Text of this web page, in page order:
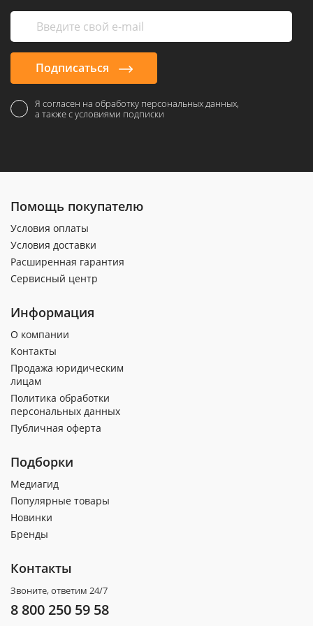
Подписаться
Я согласен на обработку персональных данных,
а также с условиями подписки
Помощь покупателю
Условия оплаты
Условия доставки
Расширенная гарантия
Сервисный центр
Информация
О компании
Контакты
Продажа юридическим
лицам
Политика обработки
персональных данных
Публичная оферта
Подборки
Медиагид
Популярные товары
Новинки
Бренды
Контакты
Звоните, ответим 24/7
8 800 250 59 58